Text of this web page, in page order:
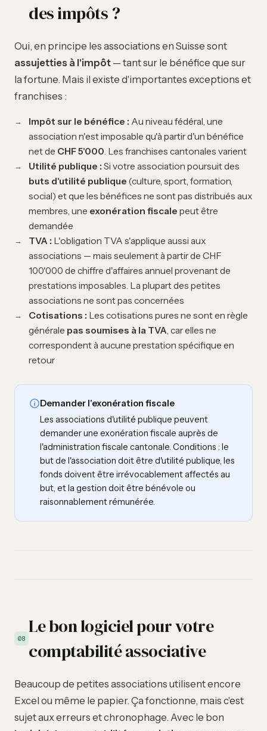
des impôts ?
Oui, en principe les associations en Suisse sont
assujetties à l'impôt — tant sur le bénéfice que sur
la fortune. Mais il existe d'importantes exceptions et
franchises :
Impôt sur le bénéfice : Au niveau fédéral, une
association n'est imposable qu'à partir d'un bénéfice
net de CHF 5'000. Les franchises cantonales varient
Utilité publique : Si votre association poursuit des
buts d'utilité publique (culture, sport, formation,
social) et que les bénéfices ne sont pas distribués aux
membres, une exonération fiscale peut être
demandée
TVA : L'obligation TVA s'applique aussi aux
associations — mais seulement à partir de CHF
100'000 de chiffre d'affaires annuel provenant de
prestations imposables. La plupart des petites
associations ne sont pas concernées
Cotisations : Les cotisations pures ne sont en règle
générale pas soumises à la TVA, car elles ne
correspondent à aucune prestation spécifique en
retour
Demander l'exonération fiscale
Les associations d'utilité publique peuvent
demander une exonération fiscale auprès de
l'administration fiscale cantonale. Conditions : le
but de l'association doit être d'utilité publique, les
fonds doivent être irrévocablement affectés au
but, et la gestion doit être bénévole ou
raisonnablement rémunérée.
08
Le bon logiciel pour votre
comptabilité associative
Beaucoup de petites associations utilisent encore
Excel ou même le papier. Ça fonctionne, mais c'est
sujet aux erreurs et chronophage. Avec le bon